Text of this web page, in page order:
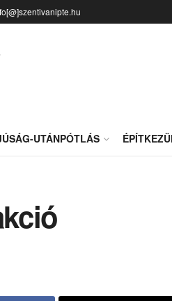
UTÁNPÓTLÁS